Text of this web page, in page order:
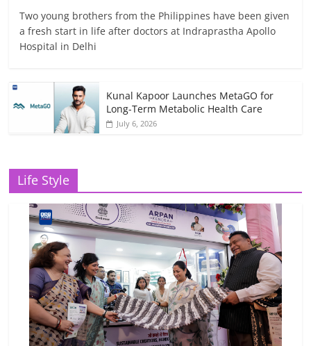
Two young brothers from the Philippines have been given
a fresh start in life after doctors at Indraprastha Apollo
Hospital in Delhi
Kunal Kapoor Launches MetaGO for
Long-Term Metabolic Health Care
July 6, 2026
Life Style